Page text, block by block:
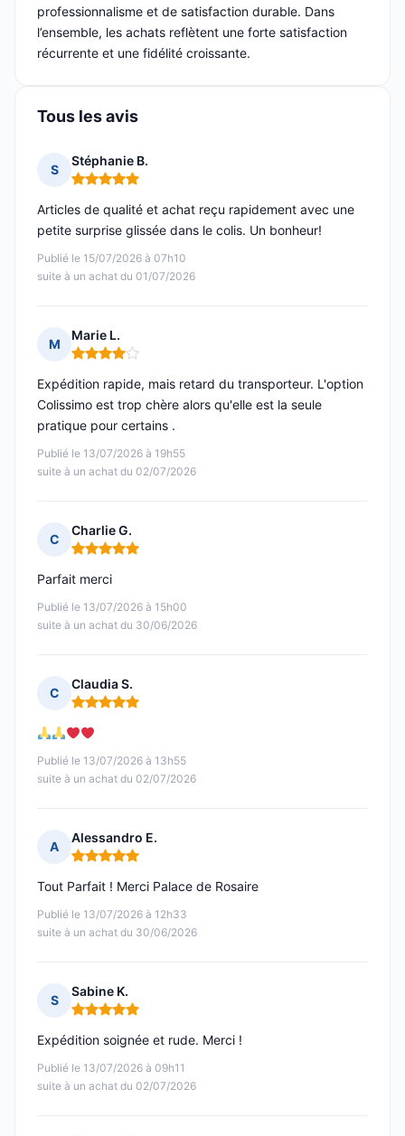
professionnalisme et de satisfaction durable. Dans
l’ensemble, les achats reflètent une forte satisfaction
récurrente et une fidélité croissante.
Tous les avis
S
Stéphanie B.
Note : 5 sur 5
Publié le 15/07/2026 à 07h10
suite à un achat du 01/07/2026
Articles de qualité et achat reçu rapidement avec une
petite surprise glissée dans le colis. Un bonheur!
M
Marie L.
Note : 4 sur 5
Publié le 13/07/2026 à 19h55
suite à un achat du 02/07/2026
Expédition rapide, mais retard du transporteur. L'option
Colissimo est trop chère alors qu'elle est la seule
pratique pour certains .
C
Charlie G.
Note : 5 sur 5
Publié le 13/07/2026 à 15h00
suite à un achat du 30/06/2026
Parfait merci
C
Claudia S.
Note : 5 sur 5
Publié le 13/07/2026 à 13h55
suite à un achat du 02/07/2026
A
Alessandro E.
Note : 5 sur 5
Publié le 13/07/2026 à 12h33
suite à un achat du 30/06/2026
Tout Parfait ! Merci Palace de Rosaire
S
Sabine K.
Note : 5 sur 5
Publié le 13/07/2026 à 09h11
suite à un achat du 02/07/2026
Expédition soignée et rude. Merci !